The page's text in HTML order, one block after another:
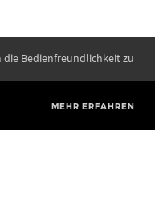
die Bedienfreundlichkeit zu
MEHR ERFAHREN